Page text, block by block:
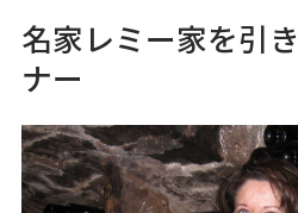
名家レミー家を引
ナー